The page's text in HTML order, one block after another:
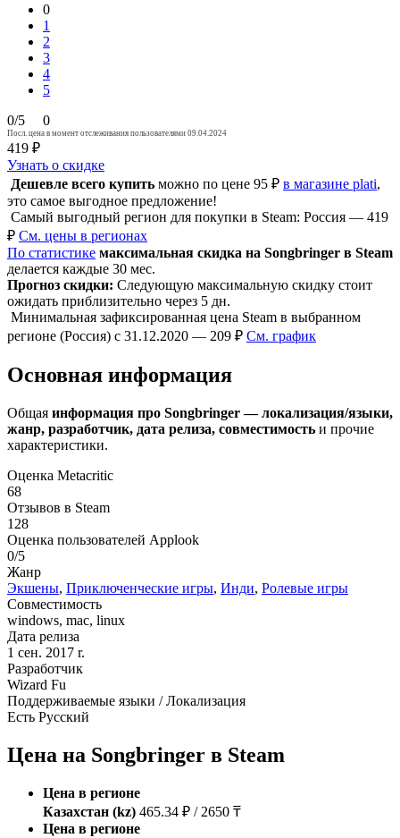
0
1
2
3
4
5
0/5 0
Посл. цена в момент отслеживания пользователями 09.04.2024
419 ₽
Узнать о скидке
Дешевле всего купить можно по цене 95 ₽ в магазине plati,
это самое выгодное предложение!
Самый выгодный регион для покупки в Steam: Россия — 419
₽ См. цены в регионах
По статистике максимальная скидка на Songbringer в Steam
делается каждые 30 мес.
Прогноз скидки: Следующую максимальную скидку стоит
ожидать приблизительно через 5 дн.
Минимальная зафиксированная цена Steam в выбранном
регионе (Россия) с 31.12.2020 — 209 ₽ См. график
Основная информация
Общая информация про Songbringer — локализация/языки,
жанр, разработчик, дата релиза, совместимость и прочие
характеристики.
Оценка Metacritic
68
Отзывов в Steam
128
Оценка пользователей Applook
0/5
Жанр
Экшены, Приключенческие игры, Инди, Ролевые игры
Совместимость
windows, mac, linux
Дата релиза
1 сен. 2017 r.
Разработчик
Wizard Fu
Поддерживаемые языки / Локализация
Есть Русский
Цена на Songbringer в Steam
Цена в регионе
Казахстан (kz) 465.34 ₽ / 2650 ₸
Цена в регионе